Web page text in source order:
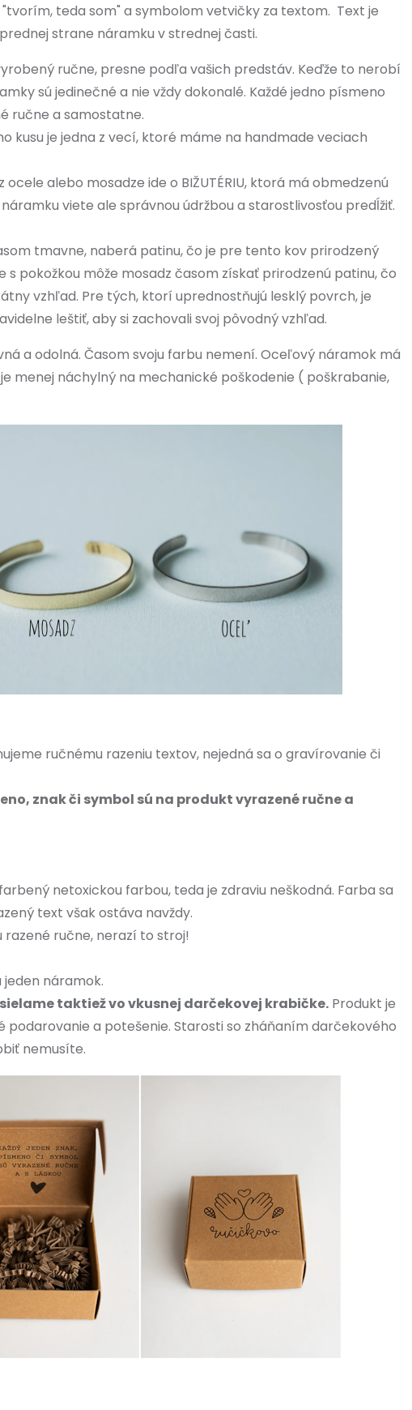
teda som" a symbolom vetvičky za textom. Text je
strane náramku v strednej časti.
ručne, presne podľa vašich predstáv. Keďže to nerobí
sú jedinečné a nie vždy dokonalé. Každé jedno písmeno
ručne a samostatne.
kusu je jedna z vecí, ktoré máme na handmade veciach
ocele alebo mosadze ide o BIŽUTÉRIU, ktorá má obmedzenú
viete ale správnou údržbou a starostlivosťou predĺžiť.
tmavne, naberá patinu, čo je pre tento kov prirodzený
s pokožkou môže mosadz časom získať prirodzenú patinu, čo
vzhľad. Pre tých, ktorí uprednostňujú lesklý povrch, je
leštiť, aby si zachovali svoj pôvodný vzhľad.
a odolná. Časom svoju farbu nemení. Oceľový náramok má
menej náchylný na mechanické poškodenie ( poškrabanie,
ručnému razeniu textov, nejedná sa o gravírovanie či
znak či symbol sú na produkt vyrazené ručne a
netoxickou farbou, teda je zdraviu neškodná. Farba sa
text však ostáva navždy.
razené ručne, nerazí to stroj!
jeden náramok.
taktiež vo vkusnej darčekovej krabičke. Produkt je
podarovanie a potešenie. Starosti so zháňaním darčekového
nemusíte.